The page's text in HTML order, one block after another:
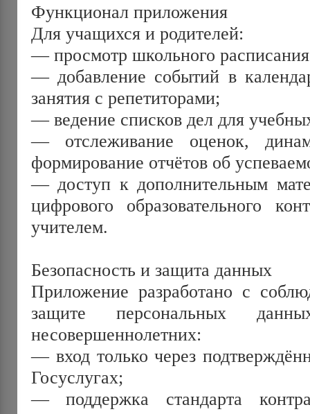
Функционал приложения
Для учащихся и родителей:
— просмотр школьного
— добавление событий в
занятия с репетиторами;
— ведение списков дел для
— отслеживание оценок,
формирование отчётов об
— доступ к дополнительным
цифрового образовательного
учителем.
Безопасность и защита данных
Приложение разработано с
защите персональных
несовершеннолетних:
— вход только через
Госуслугах;
— поддержка стандарта